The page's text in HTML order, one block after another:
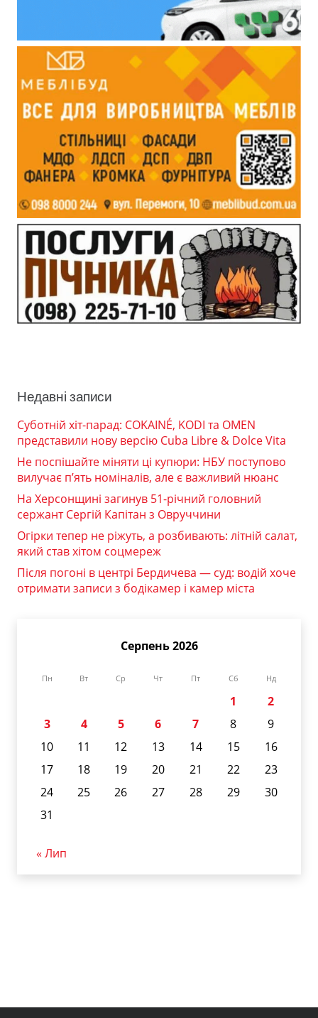
Недавні записи
Суботній хіт-парад: COKAINÉ, KODI та OMEN
представили нову версію Cuba Libre & Dolce Vita
Не поспішайте міняти ці купюри: НБУ поступово
вилучає п’ять номіналів, але є важливий нюанс
На Херсонщині загинув 51-річний головний
сержант Сергій Капітан з Овруччини
Огірки тепер не ріжуть, а розбивають: літній салат,
який став хітом соцмереж
Після погоні в центрі Бердичева — суд: водій хоче
отримати записи з бодікамер і камер міста
Серпень 2026
Пн Вт Ср Чт Пт Сб Нд
1
2
3
4 5 6 7 8
9
10
11 12 13 14 15
16
17
18 19 20 21 22
23
24
25 26 27 28 29
30
31
« Лип